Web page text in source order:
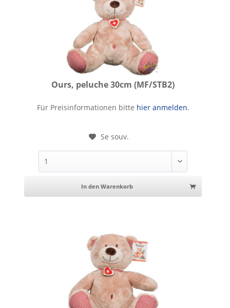
Ours, peluche 30cm (MF/STB2)
Ours, peluche 30cm
Für Preisinformationen bitte hier anmelden.
Se souv.
In den Warenkorb